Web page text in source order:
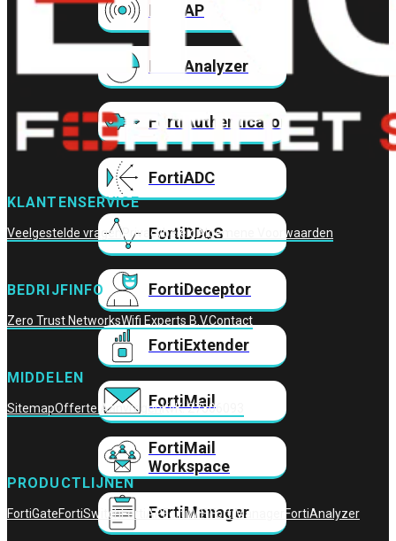
FortiAP
FortiAnalyzer
FortiAuthenticator
FortiADC
FortiDDoS
FortiDeceptor
FortiExtender
FortiMail
FortiMail
Workspace
FortiManager
KLANTENSERVICE
Veelgestelde vragenPrivacybeleidAlgemene Voorwaarden
BEDRIJFINFO
Zero Trust NetworksWifi Experts B.V.Contact
MIDDELEN
SitemapOfferte AanvragenKvK: 27306093
PRODUCTLIJNEN
FortiGateFortiSwitchFortiAPFortiWiFiFortiManager FortiAnalyzer